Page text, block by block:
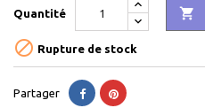
Quantité 
 Rupture de stock
Partager